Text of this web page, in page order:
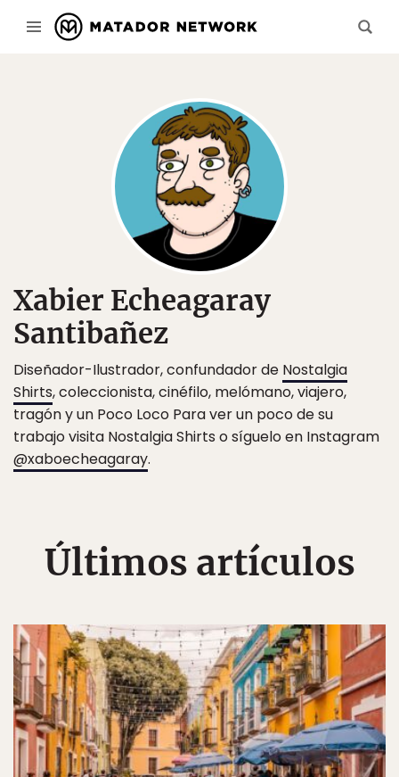
Xabier Echeagaray
Santibañez
Diseñador-Ilustrador, confundador de Nostalgia
Shirts, coleccionista, cinéfilo, melómano, viajero,
tragón y un Poco Loco Para ver un poco de su
trabajo visita Nostalgia Shirts o síguelo en Instagram
@xaboecheagaray.
Últimos artículos